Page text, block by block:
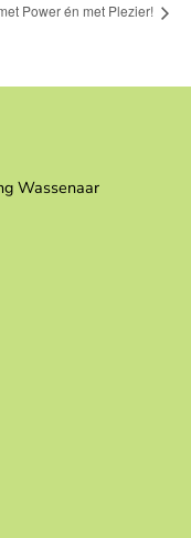
Power én met Plezier!
Wassenaar